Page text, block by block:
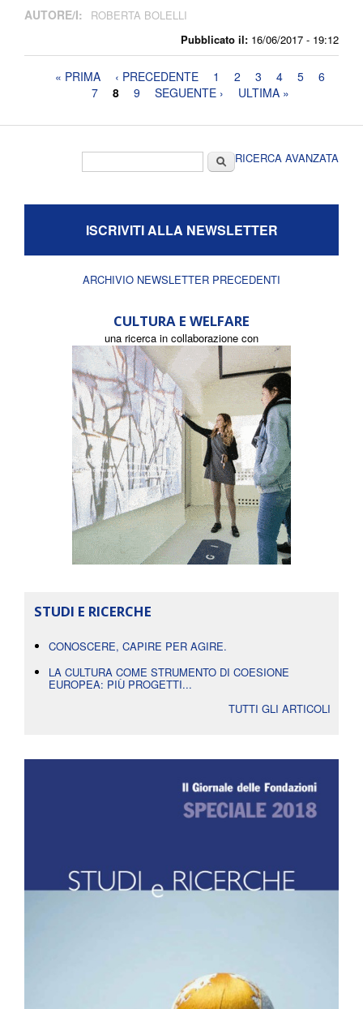
Pubblicato il: 16/06/2017 - 19:12
AUTORE/I: ROBERTA BOLELLI
Pagine« PRIMA ‹ PRECEDENTE 1 2 3 4 5
6
7
8 9 SEGUENTE › ULTIMA »
CercaRICERCA AVANZATA
ISCRIVITI ALLA NEWSLETTER
ARCHIVIO NEWSLETTER PRECEDENTI
CULTURA E WELFARE
una ricerca in collaborazione con
STUDI E RICERCHE
CONOSCERE, CAPIRE PER AGIRE.
LA CULTURA COME STRUMENTO DI COESIONE
EUROPEA: PIÙ PROGETTI...
TUTTI GLI ARTICOLI